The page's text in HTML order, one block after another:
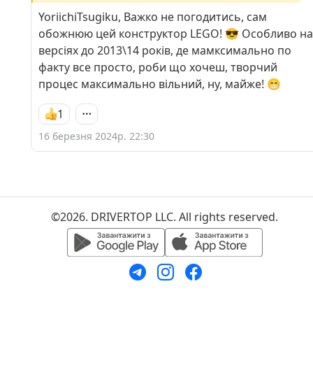
вільний час та лінь =)))А так в цілому дуже
класні автівки.
YoriichiTsugiku, Важко не погодитись, сам
обожнюю цей конструктор LEGO! 😎 Особливо на
версіях до 2013\14 років, де мамксимально по
факту все просто, роби що хочеш, творчий
процес максимально вільний, ну, майже! 😁
1
16 березня 2024р. 22:30
©2026. DRIVERTOP LLC. All rights reserved.